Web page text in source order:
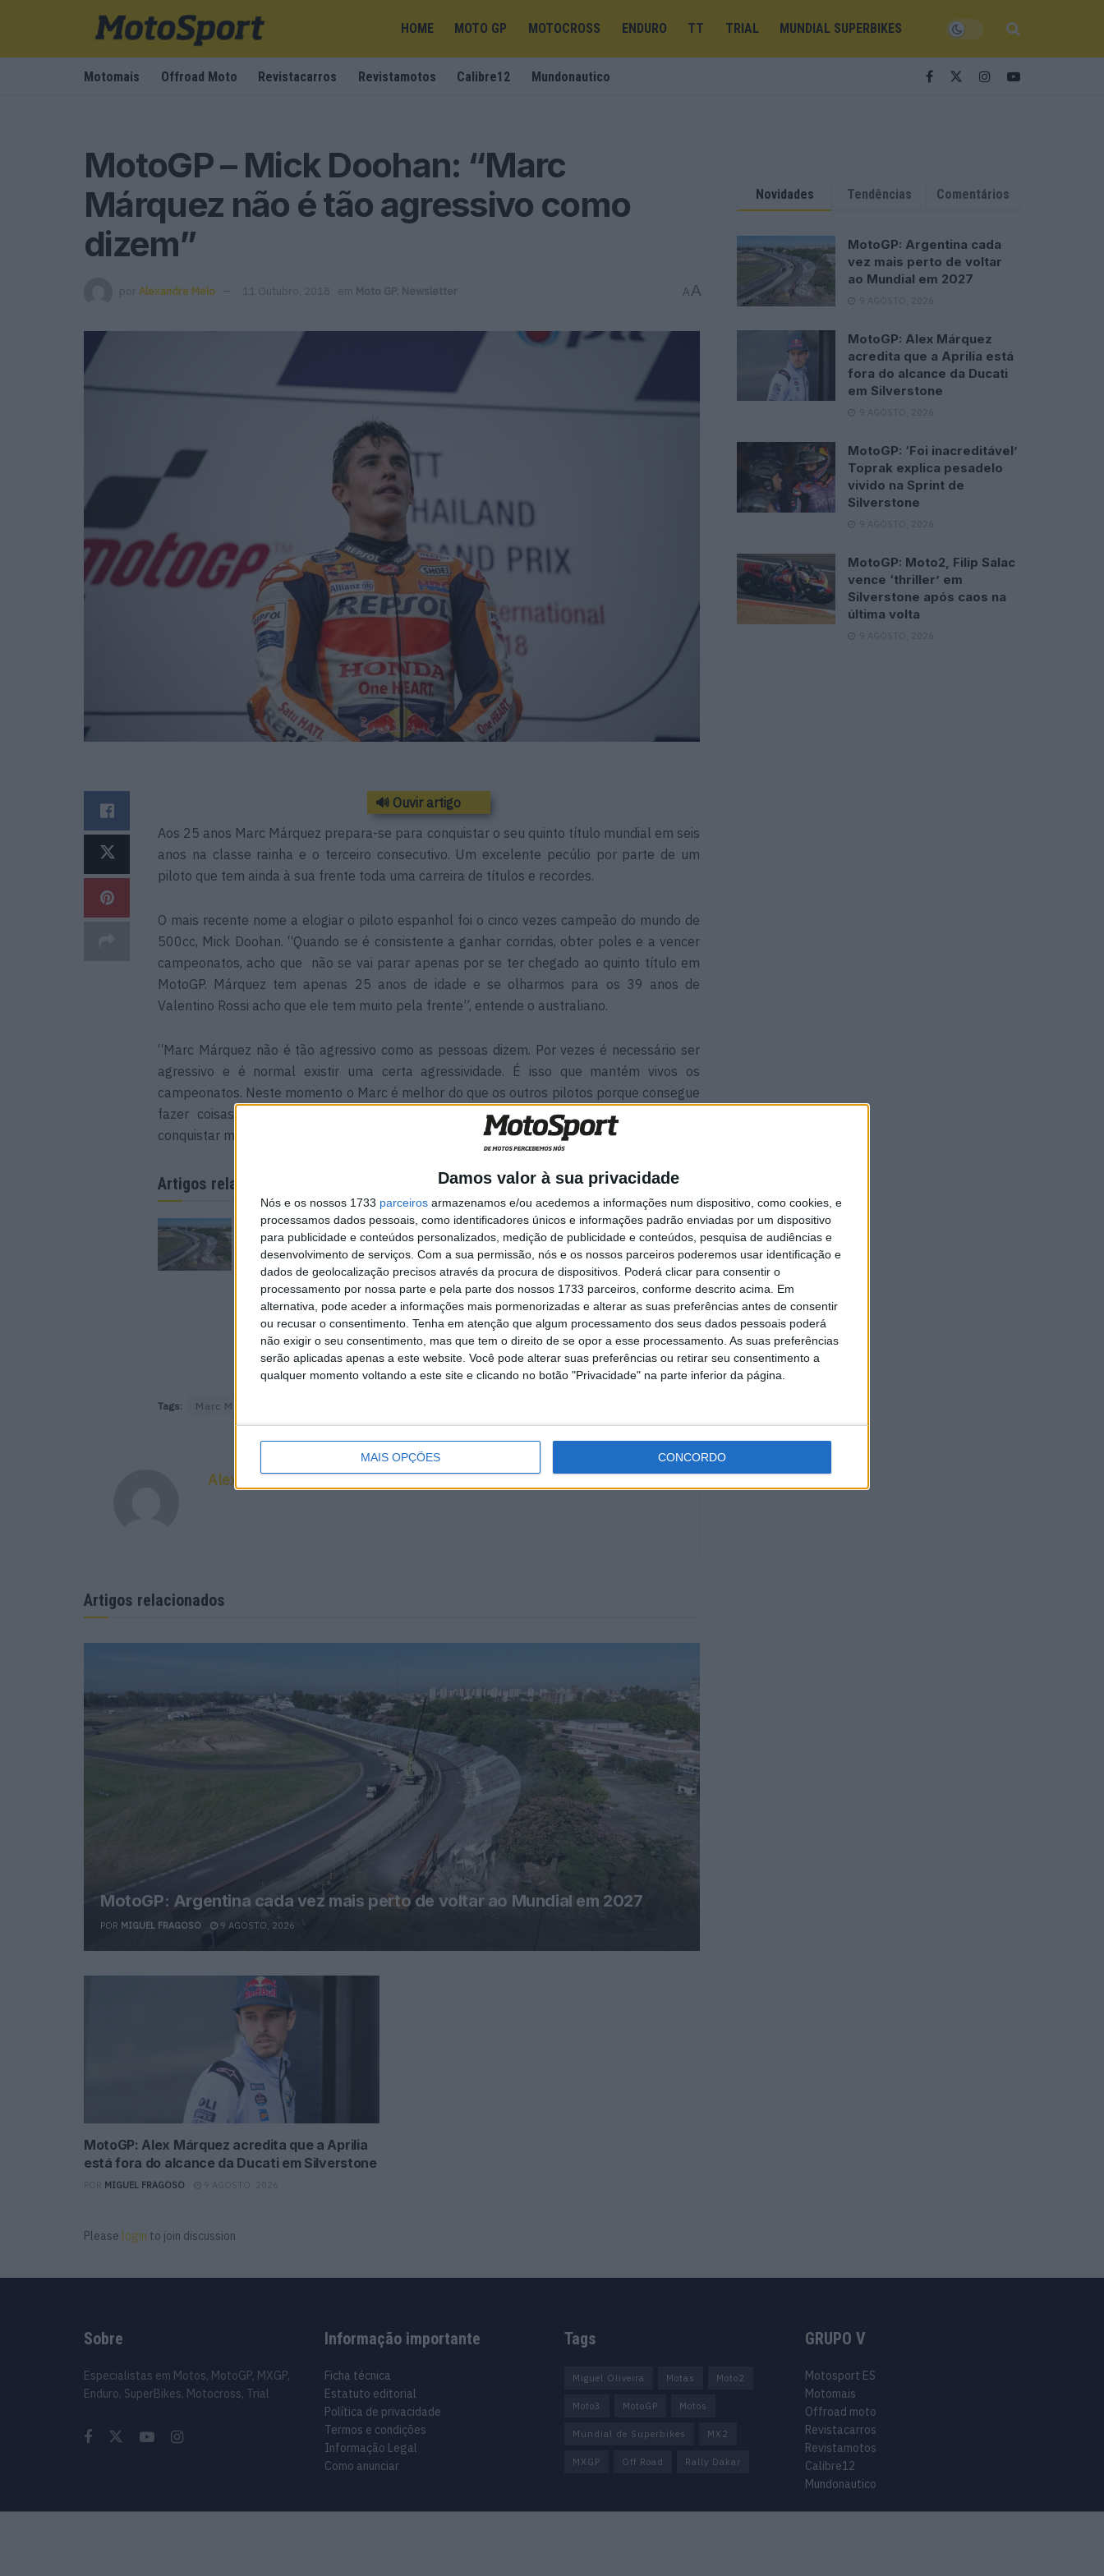
Damos valor à sua privacidade
Nós e os nossos 1733 parceiros armazenamos e/ou acedemos a informações num dispositivo, como cookies, e
processamos dados pessoais, como identificadores únicos e informações padrão enviadas por um dispositivo
para publicidade e conteúdos personalizados, medição de publicidade e conteúdos, pesquisa de audiências e
desenvolvimento de serviços. Com a sua permissão, nós e os nossos parceiros poderemos usar identificação e
dados de geolocalização precisos através da procura de dispositivos. Poderá clicar para consentir o
processamento por nossa parte e pela parte dos nossos 1733 parceiros, conforme descrito acima. Em
alternativa, pode aceder a informações mais pormenorizadas e alterar as suas preferências antes de consentir
ou recusar o consentimento. Tenha em atenção que algum processamento dos seus dados pessoais poderá
não exigir o seu consentimento, mas que tem o direito de se opor a esse processamento. As suas preferências
serão aplicadas apenas a este website. Você pode alterar suas preferências ou retirar seu consentimento a
qualquer momento voltando a este site e clicando no botão "Privacidade" na parte inferior da página.
MAIS OPÇÕES CONCORDO
HOME MOTO GP MOTOCROSS ENDURO TT TRIAL MUNDIAL SUPERBIKES
Motomais Offroad Moto Revistacarros Revistamotos Calibre12 Mundonautico
MotoGP – Mick Doohan: “Marc
Márquez não é tão agressivo como
dizem”
por Alexandre Melo 11 Outubro, 2018 em Moto GP Newsletter AA
🔊 Ouvir artigo
Aos 25 anos Marc Márquez prepara-se para conquistar o seu quinto título mundial em seis
anos na classe rainha e o terceiro consecutivo. Um excelente pecúlio por parte de um
piloto que tem ainda à sua frente toda uma carreira de títulos e recordes.
O mais recente nome a elogiar o piloto espanhol foi o cinco vezes campeão do mundo de
500cc, Mick Doohan. “Quando se é consistente a ganhar corridas, obter poles e a vencer
campeonatos, acho que não se vai parar apenas por se ter chegado ao quinto título em
MotoGP. Márquez tem apenas 25 anos de idade e se olharmos para os 39 anos de
Valentino Rossi acho que ele tem muito pela frente”, entende o australiano.
“Marc Márquez não é tão agressivo como as pessoas dizem. Por vezes é necessário ser
agressivo e é normal existir uma certa agressividade. É isso que mantém vivos os
campeonatos. Neste momento o Marc é melhor do que os outros pilotos porque consegue
fazer coisas que os outros não conseguem. Tenho a certeza de que no futuro vai
conquistar mais títulos”, concluiu o antigo piloto da Honda.
Artigos relacionados
MotoGP: Argentina cada vez
mais perto de voltar ao
Mundial em 2027
9 AGOSTO, 2026
MotoGP: Alex Márquez
acredita que a Aprilia está
fora do alcance da Ducati em
Silverstone
9 AGOSTO, 2026
Tags: Marc Marquez
Alexandre Melo
Artigos relacionados
MotoGP: Argentina cada vez mais perto de voltar ao Mundial em 2027
POR MIGUEL FRAGOSO 9 AGOSTO, 2026
MotoGP: Alex Márquez acredita que a Aprilia
está fora do alcance da Ducati em Silverstone
MIGUEL FRAGOSO 9 AGOSTO, 2026
Please login to join discussion
Novidades Tendências Comentários
MotoGP: Argentina cada
vez mais perto de voltar
ao Mundial em 2027
9 AGOSTO, 2026
MotoGP: Alex Márquez
acredita que a Aprilia está
fora do alcance da Ducati
em Silverstone
9 AGOSTO, 2026
MotoGP: ‘Foi inacreditável’
Toprak explica pesadelo
vivido na Sprint de
Silverstone
9 AGOSTO, 2026
MotoGP: Moto2, Filip Salac
vence ‘thriller’ em
Silverstone após caos na
última volta
9 AGOSTO, 2026
Sobre
Especialistas em Motos, MotoGP, MXGP,
Enduro, SuperBikes, Motocross, Trial
Informação importante
Ficha técnica
Estatuto editorial
Política de privacidade
Termos e condições
Informação Legal
Como anunciar
Tags
Miguel Oliveira Motas Moto2
Moto3 MotoGP Motos
Mundial de Superbikes MX2
MXGP Off Road Rally Dakar
GRUPO V
Motosport ES
Motomais
Offroad moto
Revistacarros
Revistamotos
Calibre12
Mundonautico